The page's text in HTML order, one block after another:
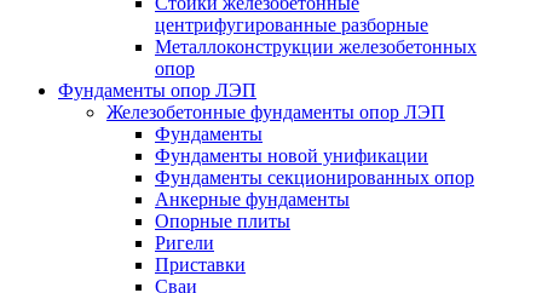
центрифугированные разборные
Металлоконструкции железобетонных
опор
Фундаменты опор ЛЭП
Железобетонные фундаменты опор ЛЭП
Фундаменты
Фундаменты новой унификации
Фундаменты секционированных опор
Анкерные фундаменты
Опорные плиты
Ригели
Приставки
Сваи